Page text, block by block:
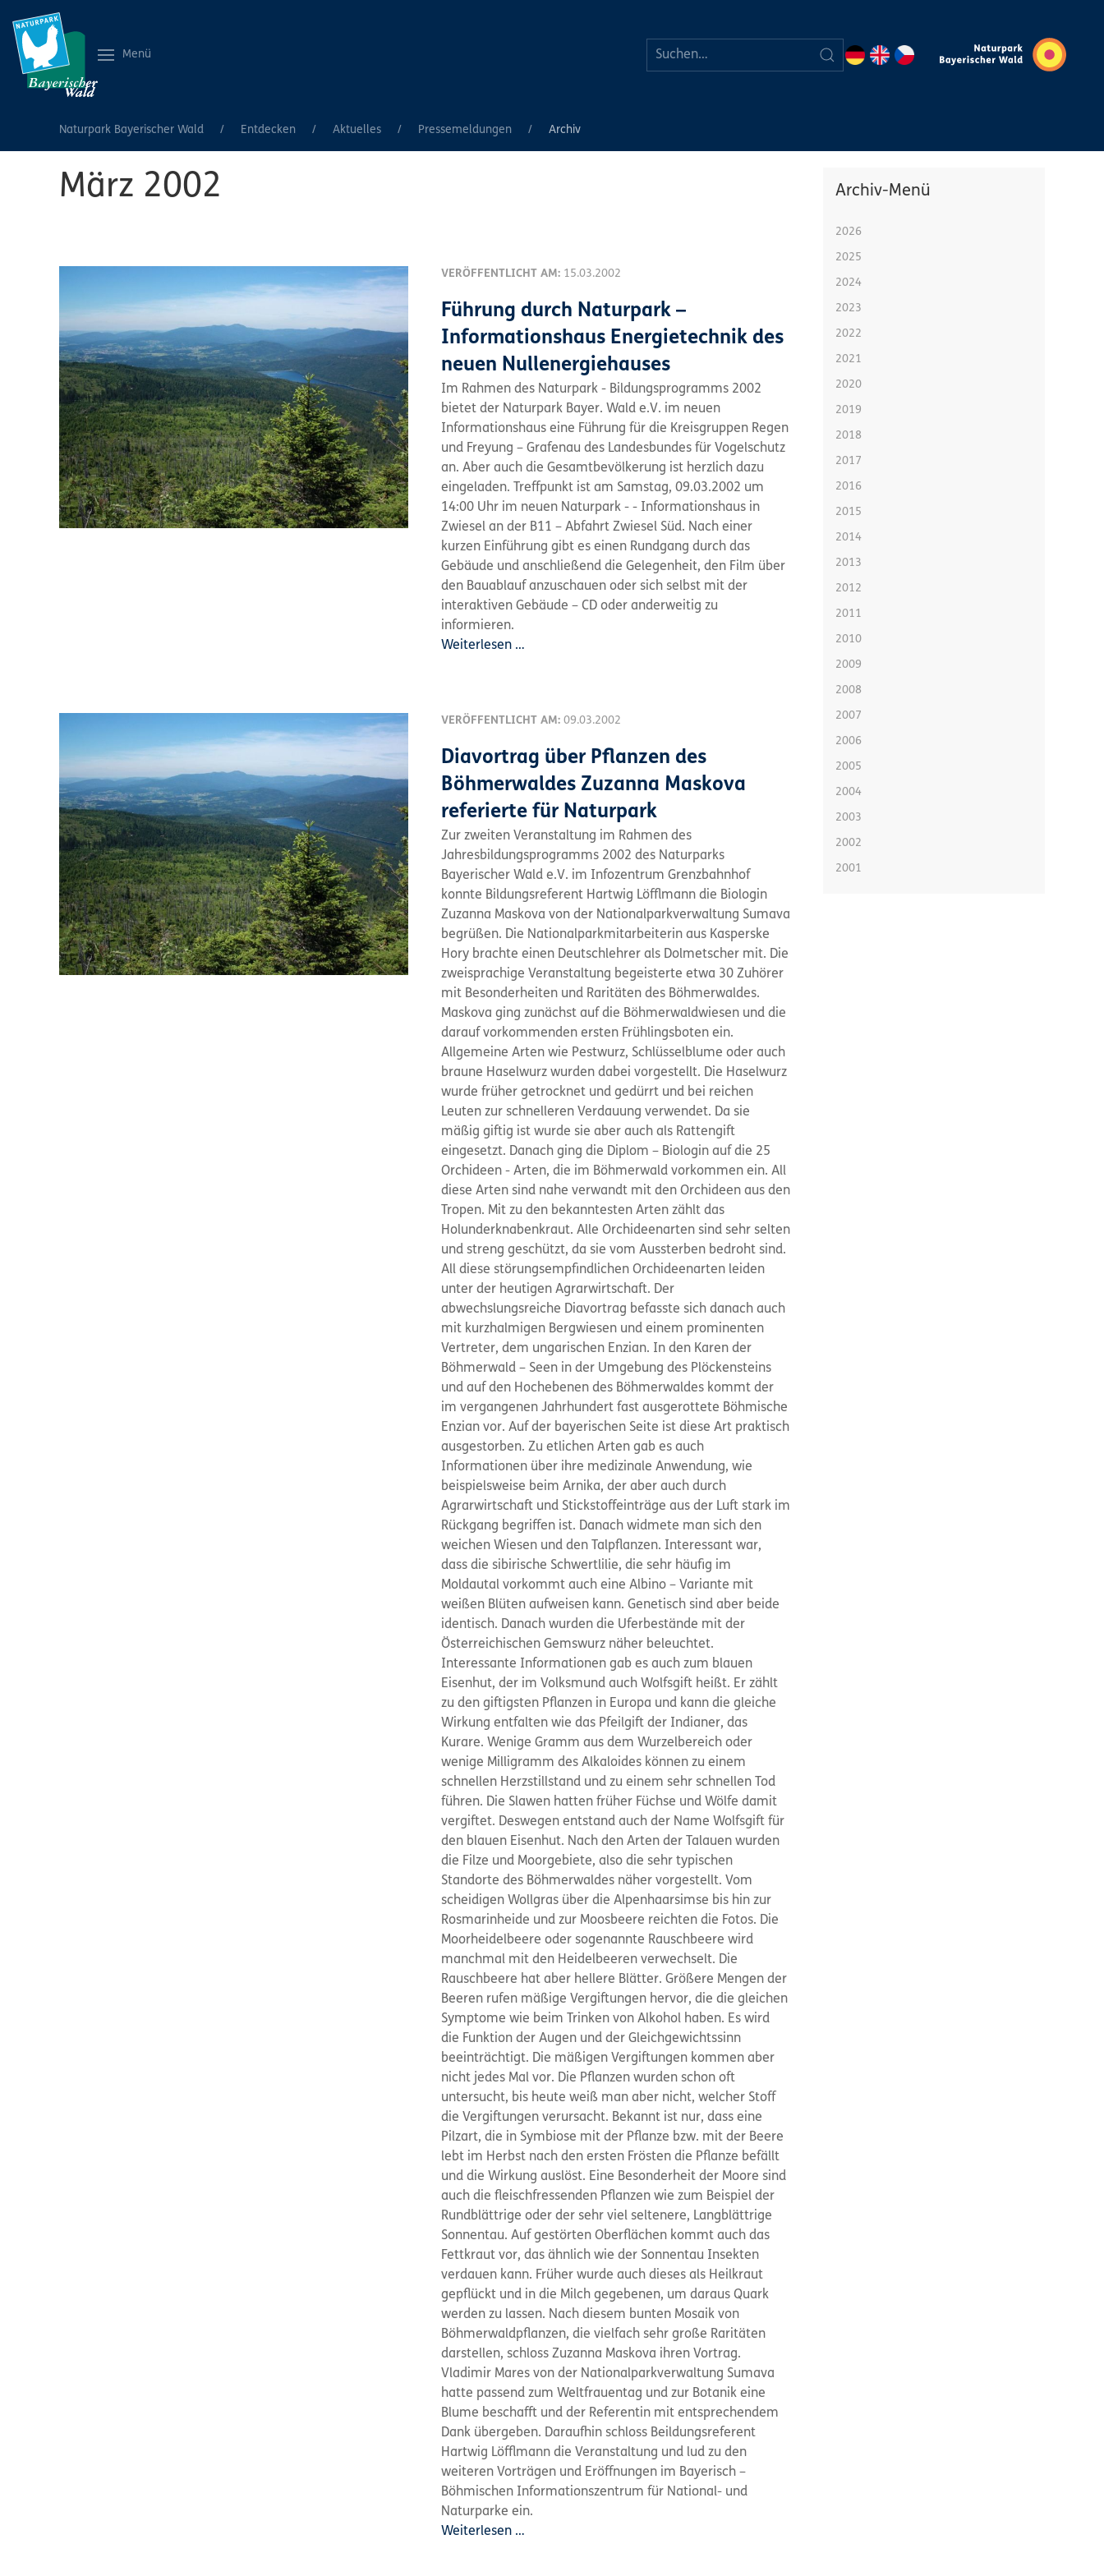
Menü
Naturpark Bayerischer Wald Entdecken Aktuelles Pressemeldungen Archiv
März 2002
VERÖFFENTLICHT AM: 15.03.2002
Führung durch Naturpark –
Informationshaus Energietechnik des
neuen Nullenergiehauses
Im Rahmen des Naturpark - Bildungsprogramms 2002
bietet der Naturpark Bayer. Wald e.V. im neuen
Informationshaus eine Führung für die Kreisgruppen Regen
und Freyung – Grafenau des Landesbundes für Vogelschutz
an. Aber auch die Gesamtbevölkerung ist herzlich dazu
eingeladen. Treffpunkt ist am Samstag, 09.03.2002 um
14:00 Uhr im neuen Naturpark - - Informationshaus in
Zwiesel an der B11 – Abfahrt Zwiesel Süd. Nach einer
kurzen Einführung gibt es einen Rundgang durch das
Gebäude und anschließend die Gelegenheit, den Film über
den Bauablauf anzuschauen oder sich selbst mit der
interaktiven Gebäude – CD oder anderweitig zu
informieren.
Weiterlesen …
VERÖFFENTLICHT AM: 09.03.2002
Diavortrag über Pflanzen des
Böhmerwaldes Zuzanna Maskova
referierte für Naturpark
Zur zweiten Veranstaltung im Rahmen des
Jahresbildungsprogramms 2002 des Naturparks
Bayerischer Wald e.V. im Infozentrum Grenzbahnhof
konnte Bildungsreferent Hartwig Löfflmann die Biologin
Zuzanna Maskova von der Nationalparkverwaltung Sumava
begrüßen. Die Nationalparkmitarbeiterin aus Kasperske
Hory brachte einen Deutschlehrer als Dolmetscher mit. Die
zweisprachige Veranstaltung begeisterte etwa 30 Zuhörer
mit Besonderheiten und Raritäten des Böhmerwaldes.
Maskova ging zunächst auf die Böhmerwaldwiesen und die
darauf vorkommenden ersten Frühlingsboten ein.
Allgemeine Arten wie Pestwurz, Schlüsselblume oder auch
braune Haselwurz wurden dabei vorgestellt. Die Haselwurz
wurde früher getrocknet und gedürrt und bei reichen
Leuten zur schnelleren Verdauung verwendet. Da sie
mäßig giftig ist wurde sie aber auch als Rattengift
eingesetzt. Danach ging die Diplom – Biologin auf die 25
Orchideen - Arten, die im Böhmerwald vorkommen ein. All
diese Arten sind nahe verwandt mit den Orchideen aus den
Tropen. Mit zu den bekanntesten Arten zählt das
Holunderknabenkraut. Alle Orchideenarten sind sehr selten
und streng geschützt, da sie vom Aussterben bedroht sind.
All diese störungsempfindlichen Orchideenarten leiden
unter der heutigen Agrarwirtschaft. Der
abwechslungsreiche Diavortrag befasste sich danach auch
mit kurzhalmigen Bergwiesen und einem prominenten
Vertreter, dem ungarischen Enzian. In den Karen der
Böhmerwald – Seen in der Umgebung des Plöckensteins
und auf den Hochebenen des Böhmerwaldes kommt der
im vergangenen Jahrhundert fast ausgerottete Böhmische
Enzian vor. Auf der bayerischen Seite ist diese Art praktisch
ausgestorben. Zu etlichen Arten gab es auch
Informationen über ihre medizinale Anwendung, wie
beispielsweise beim Arnika, der aber auch durch
Agrarwirtschaft und Stickstoffeinträge aus der Luft stark im
Rückgang begriffen ist. Danach widmete man sich den
weichen Wiesen und den Talpflanzen. Interessant war,
dass die sibirische Schwertlilie, die sehr häufig im
Moldautal vorkommt auch eine Albino – Variante mit
weißen Blüten aufweisen kann. Genetisch sind aber beide
identisch. Danach wurden die Uferbestände mit der
Österreichischen Gemswurz näher beleuchtet.
Interessante Informationen gab es auch zum blauen
Eisenhut, der im Volksmund auch Wolfsgift heißt. Er zählt
zu den giftigsten Pflanzen in Europa und kann die gleiche
Wirkung entfalten wie das Pfeilgift der Indianer, das
Kurare. Wenige Gramm aus dem Wurzelbereich oder
wenige Milligramm des Alkaloides können zu einem
schnellen Herzstillstand und zu einem sehr schnellen Tod
führen. Die Slawen hatten früher Füchse und Wölfe damit
vergiftet. Deswegen entstand auch der Name Wolfsgift für
den blauen Eisenhut. Nach den Arten der Talauen wurden
die Filze und Moorgebiete, also die sehr typischen
Standorte des Böhmerwaldes näher vorgestellt. Vom
scheidigen Wollgras über die Alpenhaarsimse bis hin zur
Rosmarinheide und zur Moosbeere reichten die Fotos. Die
Moorheidelbeere oder sogenannte Rauschbeere wird
manchmal mit den Heidelbeeren verwechselt. Die
Rauschbeere hat aber hellere Blätter. Größere Mengen der
Beeren rufen mäßige Vergiftungen hervor, die die gleichen
Symptome wie beim Trinken von Alkohol haben. Es wird
die Funktion der Augen und der Gleichgewichtssinn
beeinträchtigt. Die mäßigen Vergiftungen kommen aber
nicht jedes Mal vor. Die Pflanzen wurden schon oft
untersucht, bis heute weiß man aber nicht, welcher Stoff
die Vergiftungen verursacht. Bekannt ist nur, dass eine
Pilzart, die in Symbiose mit der Pflanze bzw. mit der Beere
lebt im Herbst nach den ersten Frösten die Pflanze befällt
und die Wirkung auslöst. Eine Besonderheit der Moore sind
auch die fleischfressenden Pflanzen wie zum Beispiel der
Rundblättrige oder der sehr viel seltenere, Langblättrige
Sonnentau. Auf gestörten Oberflächen kommt auch das
Fettkraut vor, das ähnlich wie der Sonnentau Insekten
verdauen kann. Früher wurde auch dieses als Heilkraut
gepflückt und in die Milch gegebenen, um daraus Quark
werden zu lassen. Nach diesem bunten Mosaik von
Böhmerwaldpflanzen, die vielfach sehr große Raritäten
darstellen, schloss Zuzanna Maskova ihren Vortrag.
Vladimir Mares von der Nationalparkverwaltung Sumava
hatte passend zum Weltfrauentag und zur Botanik eine
Blume beschafft und der Referentin mit entsprechendem
Dank übergeben. Daraufhin schloss Beildungsreferent
Hartwig Löfflmann die Veranstaltung und lud zu den
weiteren Vorträgen und Eröffnungen im Bayerisch –
Böhmischen Informationszentrum für National- und
Naturparke ein.
Weiterlesen …
Archiv-Menü
2026
2025
2024
2023
2022
2021
2020
2019
2018
2017
2016
2015
2014
2013
2012
2011
2010
2009
2008
2007
2006
2005
2004
2003
2002
2001